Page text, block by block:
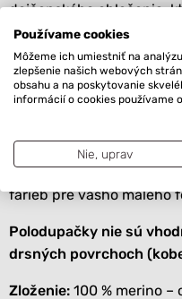
dojčenského oblečenia,
obliekanie aj vyzliekanie
Skvelo sa kombinujú s
ideálne nakaždodenné
Tento univerzálny kúsok
výbave vášho bábätka.
farieb pre vášho malého
Polodupačky nie sú
drsných povrchoch
Zloženie: 100 % merino –
Používame cookies
Môžeme ich umiestniť na
zlepšenie našich webových
obsahu a na poskytovanie
informácií o cookies používame
Nie, uprav